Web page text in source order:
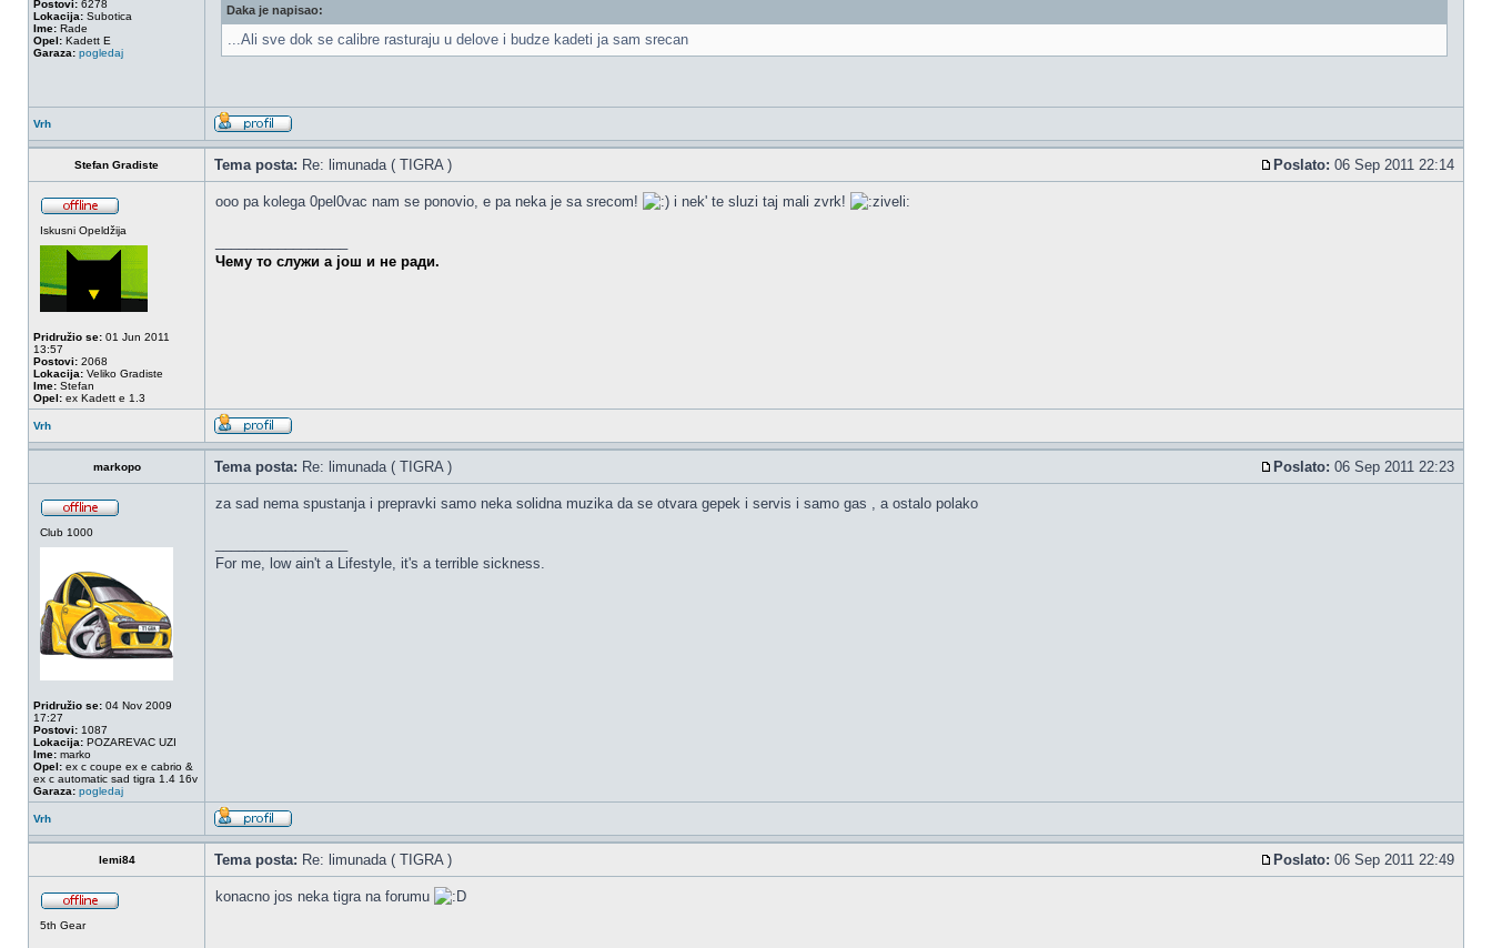
Postovi: 6278
Lokacija: Subotica
Ime: Rade
Opel: Kadett E
Garaza: pogledaj
Daka je napisao:
...Ali sve dok se calibre rasturaju u delove i budze kadeti ja sam srecan
Vrh
Stefan Gradiste Tema posta: Re: limunada ( TIGRA ) Poslato: 06 Sep 2011 22:14
Iskusni Opeldžija
Pridružio se: 01 Jun 2011
13:57
Postovi: 2068
Lokacija: Veliko Gradiste
Ime: Stefan
Opel: ex Kadett e 1.3
ooo pa kolega 0pel0vac nam se ponovio, e pa neka je sa srecom! i nek' te sluzi taj mali zvrk!
Чему то служи а још и не ради.
Vrh
markopo Tema posta: Re: limunada ( TIGRA ) Poslato: 06 Sep 2011 22:23
Club 1000
Pridružio se: 04 Nov 2009
17:27
Postovi: 1087
Lokacija: POZAREVAC UZI
Ime: marko
Opel: ex c coupe ex e cabrio &
ex c automatic sad tigra 1.4 16v
Garaza: pogledaj
za sad nema spustanja i prepravki samo neka solidna muzika da se otvara gepek i servis i samo gas , a ostalo polako
For me, low ain't a Lifestyle, it's a terrible sickness.
Vrh
lemi84 Tema posta: Re: limunada ( TIGRA ) Poslato: 06 Sep 2011 22:49
5th Gear
konacno jos neka tigra na forumu